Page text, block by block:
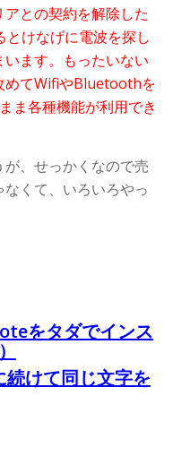
との契約を解除した
けなげに電波を探し
ます。もったいない
めてWifiやBluetoothを
ま各種機能が利用でき
、せっかくなので売
くて、いろいろやっ
をタダでインス
けて同じ文字を